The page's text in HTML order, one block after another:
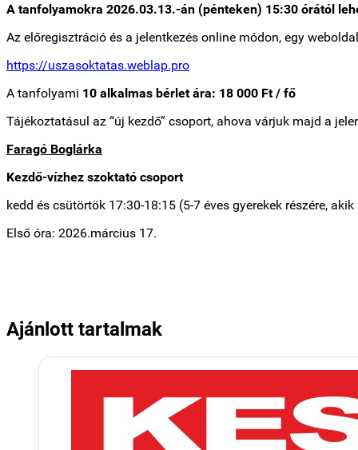
A tanfolyamokra 2026.03.13.-án (pénteken) 15:30 órától
Az előregisztráció és a jelentkezés online módon, egy
https://uszasoktatas.weblap.pro
A tanfolyami 10 alkalmas bérlet ára: 18 000 Ft / fő
Tájékoztatásul az “új kezdő” csoport, ahova várjuk majd a
Faragó Boglárka
Kezdő-vízhez szoktató csoport
kedd és csütörtök 17:30-18:15 (5-7 éves gyerekek részére, akik
Első óra: 2026.március 17.
Ajánlott tartalmak